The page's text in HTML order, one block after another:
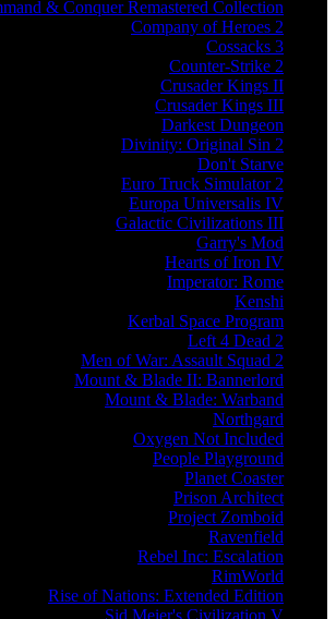
& Conquer Remastered Collection
Company of Heroes 2
Cossacks 3
Counter-Strike 2
Crusader Kings II
Crusader Kings III
Darkest Dungeon
Divinity: Original Sin 2
Don't Starve
Euro Truck Simulator 2
Europa Universalis IV
Galactic Civilizations III
Garry's Mod
Hearts of Iron IV
Imperator: Rome
Kenshi
Kerbal Space Program
Left 4 Dead 2
Men of War: Assault Squad 2
Mount & Blade II: Bannerlord
Mount & Blade: Warband
Northgard
Oxygen Not Included
People Playground
Planet Coaster
Prison Architect
Project Zomboid
Ravenfield
Rebel Inc: Escalation
RimWorld
Rise of Nations: Extended Edition
Sid Meier's Civilization V